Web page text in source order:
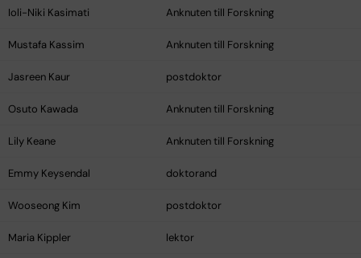
Ioli-Niki Kasimati Anknuten till Forskning
Mustafa Kassim Anknuten till Forskning
Jasreen Kaur postdoktor
Osuto Kawada Anknuten till Forskning
Lily Keane Anknuten till Forskning
Emmy Keysendal doktorand
Wooseong Kim postdoktor
Maria Kippler lektor